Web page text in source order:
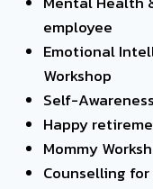
employee
Emotional
Workshop
Self-
Happy
Mommy
Counselling